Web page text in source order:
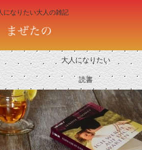
になりたい大人の雑記
大人になりたい
読書